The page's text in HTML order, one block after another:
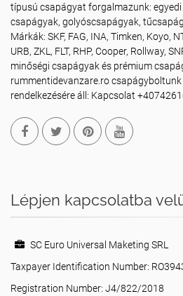
típusú csapágyat forgalmazunk:
csapágyak, golyóscsapágyak,
Márkák: SKF, FAG, INA, Timken, Koyo,
URB, ZKL, FLT, RHP, Cooper, Rollway,
minőségi csapágyak és prémium
rummentidevanzare.ro csapágyboltunk
rendelkezésére áll: Kapcsolat
Lépjen kapcsolatba
SC Euro Universal Maketing SRL
Taxpayer Identification Number:
Registration Number: J4/822/2018